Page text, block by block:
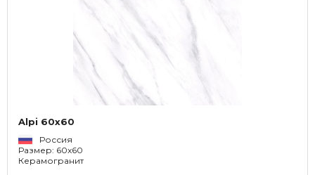
Alpi 60x60
Россия
Размер: 60x60
Керамогранит